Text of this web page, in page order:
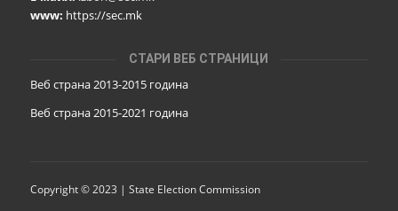
www: https://sec.mk
СТАРИ ВЕБ СТРАНИЦИ
Веб страна 2013-2015 година
Веб страна 2015-2021 година
Copyright © 2023 | State Election Commission